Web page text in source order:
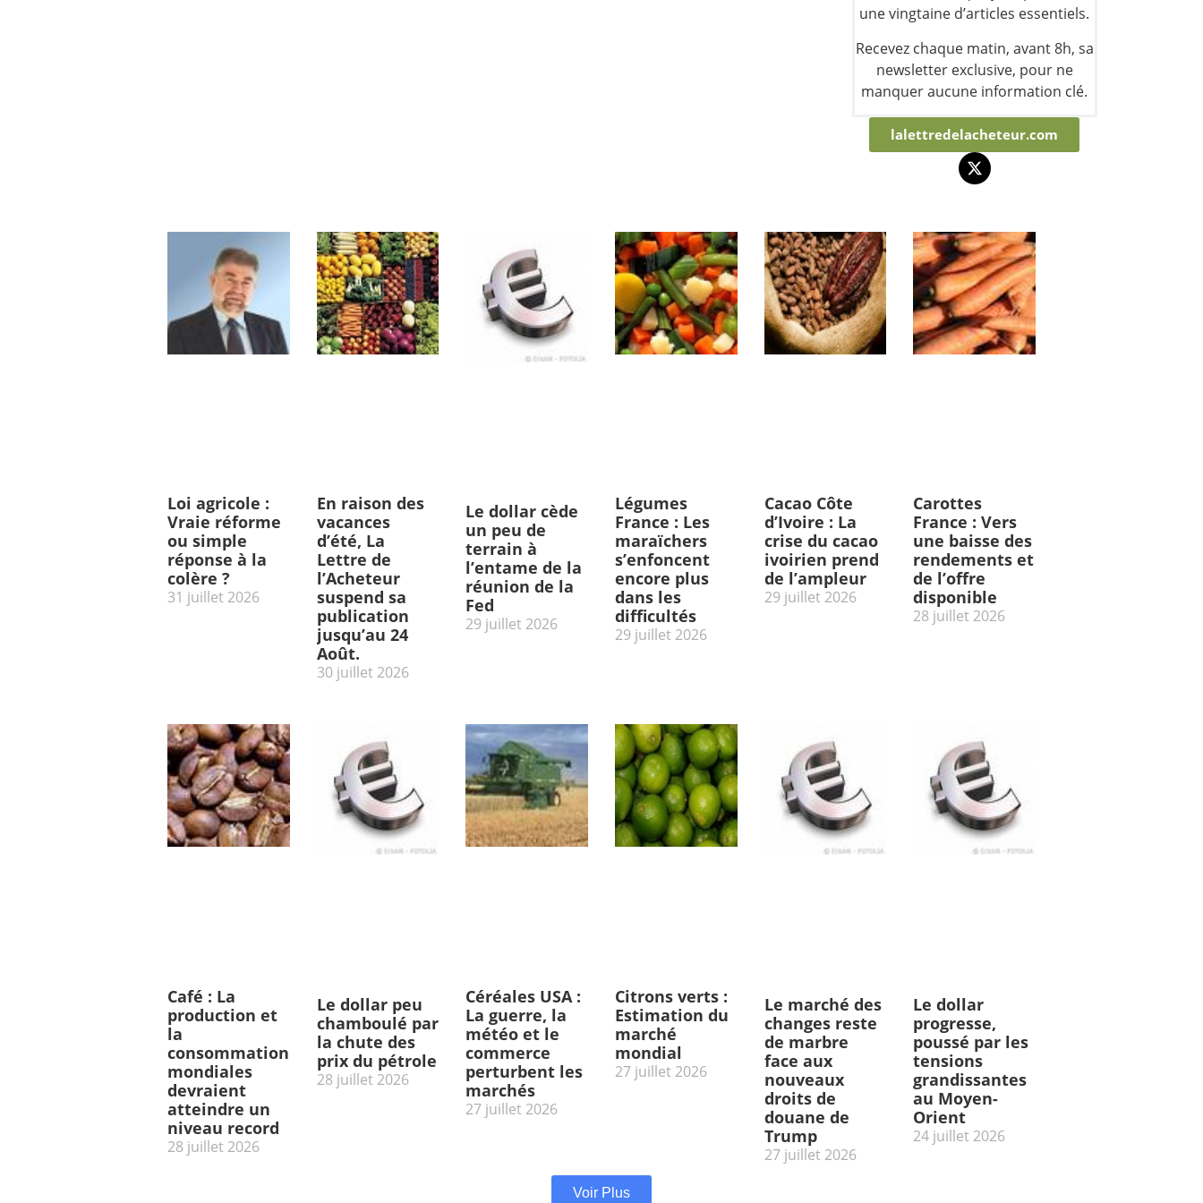
une vingtaine d’articles essentiels.
Recevez chaque matin, avant 8h, sa
newsletter exclusive, pour ne
manquer aucune information clé.
lalettredelacheteur.com
Loi agricole :
Vraie réforme
ou simple
réponse à la
colère ?
31 juillet 2026
En raison des
vacances
d’été, La
Lettre de
l’Acheteur
suspend sa
publication
jusqu’au 24
Août.
30 juillet 2026
Le dollar cède
un peu de
terrain à
l’entame de la
réunion de la
Fed
29 juillet 2026
Légumes
France : Les
maraïchers
s’enfoncent
encore plus
dans les
difficultés
29 juillet 2026
Cacao Côte
d’Ivoire : La
crise du cacao
ivoirien prend
de l’ampleur
29 juillet 2026
Carottes
France : Vers
une baisse des
rendements et
de l’offre
disponible
28 juillet 2026
Café : La
production et
la
consommation
mondiales
devraient
atteindre un
niveau record
28 juillet 2026
Le dollar peu
chamboulé par
la chute des
prix du pétrole
28 juillet 2026
Céréales USA :
La guerre, la
météo et le
commerce
perturbent les
marchés
27 juillet 2026
Citrons verts :
Estimation du
marché
mondial
27 juillet 2026
Le marché des
changes reste
de marbre
face aux
nouveaux
droits de
douane de
Trump
27 juillet 2026
Le dollar
progresse,
poussé par les
tensions
grandissantes
au Moyen-
Orient
24 juillet 2026
Voir Plus